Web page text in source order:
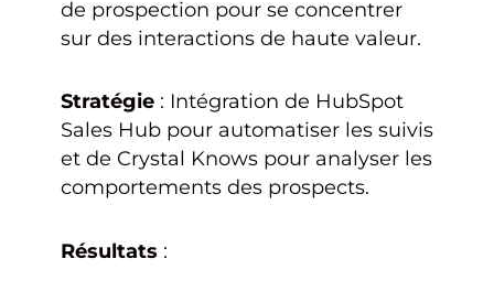
de prospection pour se concentrer
sur des interactions de haute valeur.
Stratégie: Intégration de HubSpot
Sales Hub pour automatiser les suivis
et de Crystal Knows pour analyser les
comportements des prospects.
Résultats :